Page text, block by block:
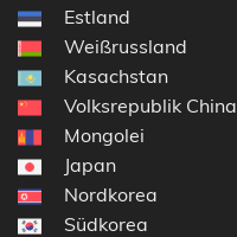
Estland
Weißrussland
Kasachstan
Volksrepublik China
Mongolei
Japan
Nordkorea
Südkorea